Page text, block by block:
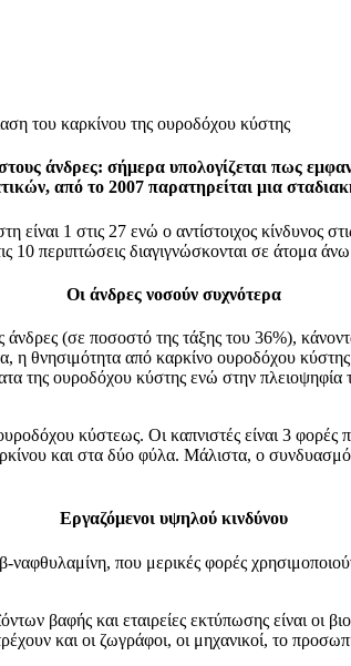
του καρκίνου της ουροδόχου κύστης
άνδρες: σήμερα υπολογίζεται πως
από το 2007 παρατηρείται μια
1 στις 27 ενώ ο αντίστοιχος κίνδυνος
περιπτώσεις διαγιγνώσκονται σε άτομα
Οι άνδρες νοσούν συχνότερα
άνδρες (σε ποσοστό της τάξης του 36%),
η θνησιμότητα από καρκίνο ουροδόχου
της ουροδόχου κύστης ενώ στην
κύστεως. Οι καπνιστές είναι 3
και στα δύο φύλα. Μάλιστα, ο
Εργαζόμενοι υψηλού κινδύνου
ναφθυλαμίνη, που μερικές φορές
βαφής και εταιρείες εκτύπωσης είναι οι
και οι ζωγράφοι, οι μηχανικοί, το